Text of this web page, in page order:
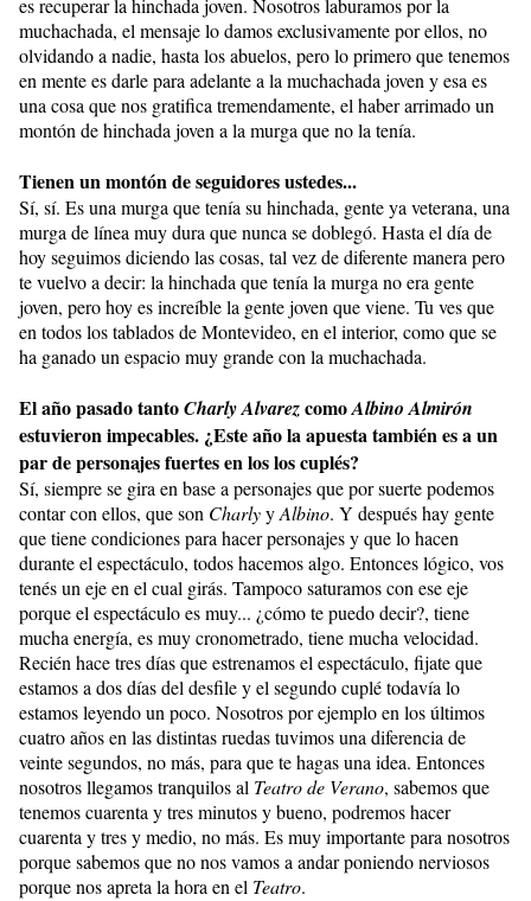
es recuperar la hinchada joven. Nosotros laburamos por la
muchachada, el mensaje lo damos exclusivamente por ellos, no
olvidando a nadie, hasta los abuelos, pero lo primero que tenemos
en mente es darle para adelante a la muchachada joven y esa es
una cosa que nos gratifica tremendamente, el haber arrimado un
montón de hinchada joven a la murga que no la tenía.
Tienen un montón de seguidores ustedes...
Sí, sí. Es una murga que tenía su hinchada, gente ya veterana, una
murga de línea muy dura que nunca se doblegó. Hasta el día de
hoy seguimos diciendo las cosas, tal vez de diferente manera pero
te vuelvo a decir: la hinchada que tenía la murga no era gente
joven, pero hoy es increíble la gente joven que viene. Tu ves que
en todos los tablados de Montevideo, en el interior, como que se
ha ganado un espacio muy grande con la muchachada.
El año pasado tantoCharly AlvarezcomoAlbino Almirón
estuvieron impecables. ¿Este año la apuesta también es a un
par de personajes fuertes en los los cuplés?
Sí, siempre se gira en base a personajes que por suerte podemos
contar con ellos, que son CharlyyAlbino. Y después hay gente
que tiene condiciones para hacer personajes y que lo hacen
durante el espectáculo, todos hacemos algo. Entonces lógico, vos
tenés un eje en el cual girás. Tampoco saturamos con ese eje
porque el espectáculo es muy... ¿cómo te puedo decir?, tiene
mucha energía, es muy cronometrado, tiene mucha velocidad.
Recién hace tres días que estrenamos el espectáculo, fijate que
estamos a dos días del desfile y el segundo cuplé todavía lo
estamos leyendo un poco. Nosotros por ejemplo en los últimos
cuatro años en las distintas ruedas tuvimos una diferencia de
veinte segundos, no más, para que te hagas una idea. Entonces
nosotros llegamos tranquilos al Teatro de Verano, sabemos que
tenemos cuarenta y tres minutos y bueno, podremos hacer
cuarenta y tres y medio, no más. Es muy importante para nosotros
porque sabemos que no nos vamos a andar poniendo nerviosos
porque nos apreta la hora en el Teatro.